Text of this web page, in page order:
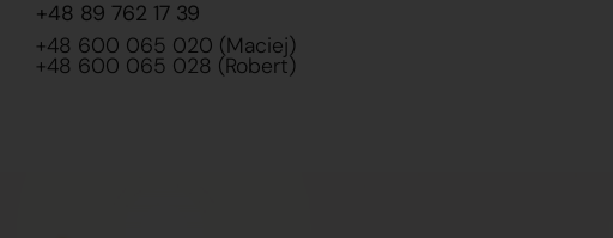
+48 89 762 17 39
+48 600 065 020 (Maciej)
+48 600 065 028 (Robert)